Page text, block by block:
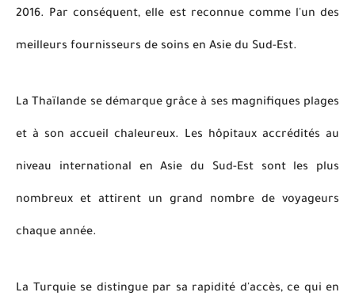
2016. Par conséquent, elle est reconnue comme l'un des
meilleurs fournisseurs de soins en Asie du Sud-Est.
La Thaïlande se démarque grâce à ses magnifiques plages
et à son accueil chaleureux. Les hôpitaux accrédités au
niveau international en Asie du Sud-Est sont les plus
nombreux et attirent un grand nombre de voyageurs
chaque année.
La Turquie se distingue par sa rapidité d'accès, ce qui en